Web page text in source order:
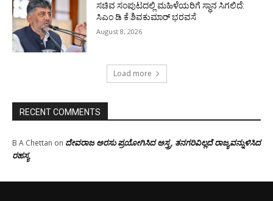
ಸಚಿವ ಸಂಪುಟದಲ್ಲಿ ಮಹಿಳೆಯರಿಗೆ ಸ್ಥಾನ ಸಿಗಲಿದೆ:
ಸಿಎಂ ಡಿ ಕೆ ಶಿವಕುಮಾರ್ ಭರವಸೆ
August 8, 2026
Load more
RECENT COMMENTS
B A Chettan on ದೇವರಾಜ ಅರಸು ಪ್ರಯೋಗಿಸಿದ ಅಸ್ತ್ರ, ತನಗರಿವಿಲ್ಲದೆ ರಾಜ್ಯವನ್ನುಳಿಸಿದ
ರಹಸ್ಯ